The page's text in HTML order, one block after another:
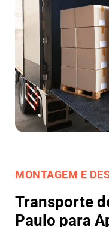
MONTAGEM E
Transporte
Paulo para